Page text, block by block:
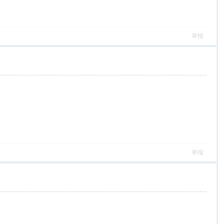
举报
举报